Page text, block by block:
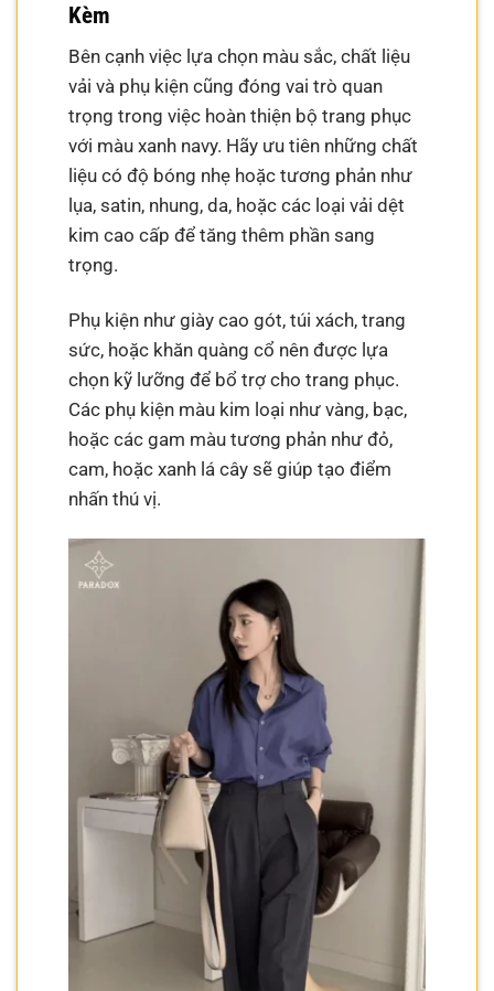
Kèm
Bên cạnh việc lựa chọn màu sắc, chất liệu
vải và phụ kiện cũng đóng vai trò quan
trọng trong việc hoàn thiện bộ trang phục
với màu xanh navy. Hãy ưu tiên những chất
liệu có độ bóng nhẹ hoặc tương phản như
lụa, satin, nhung, da, hoặc các loại vải dệt
kim cao cấp để tăng thêm phần sang
trọng.
Phụ kiện như giày cao gót, túi xách, trang
sức, hoặc khăn quàng cổ nên được lựa
chọn kỹ lưỡng để bổ trợ cho trang phục.
Các phụ kiện màu kim loại như vàng, bạc,
hoặc các gam màu tương phản như đỏ,
cam, hoặc xanh lá cây sẽ giúp tạo điểm
nhấn thú vị.